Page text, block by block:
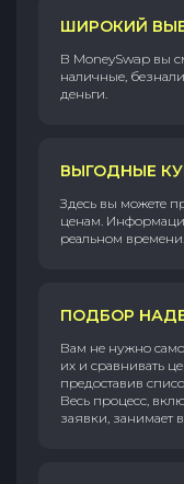
ШИРОКИЙ
В MoneySwap вы
наличные,
деньги.
ВЫГОДНЫЕ
Здесь вы можете
ценам.
реальном времени.
ПОДБОР
Вам не нужно
их и сравнивать
предоставив
Весь процесс,
заявки, занимает